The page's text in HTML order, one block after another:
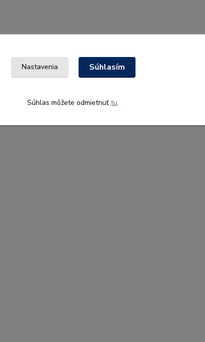
Nastavenia Súhlasím
Súhlas môžete odmietnuť tu.